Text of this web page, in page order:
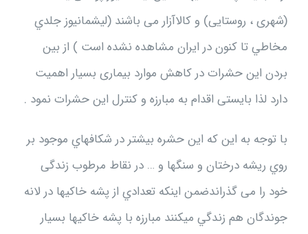
(شهری ، روستایی) و کالاآزار می باشند (ليشمانيوز جلدي
مخاطي تا كنون در ايران مشاهده نشده است ) از بین
بردن اين حشرات در كاهش موارد بیماری بسیار اهمیت
دارد لذا بایستی اقدام به مبارزه و كنترل این حشرات نمود .
با توجه به این كه اين حشره بیشتر در شكافهاي موجود بر
روي ريشه درختان و سنگها و … در نقاط مرطوب زندگی
خود را می گذراندضمن اينكه تعدادي از پشه خاكيها در لانه
جوندگان هم زندگي ميكنند مبارزه با پشه خاكيها بسيار